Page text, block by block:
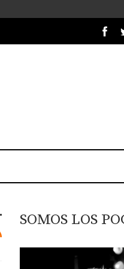
SOMOS LOS